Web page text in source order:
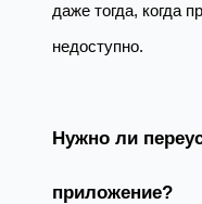
даже тогда, когда
недоступно.
Нужно ли
приложение?